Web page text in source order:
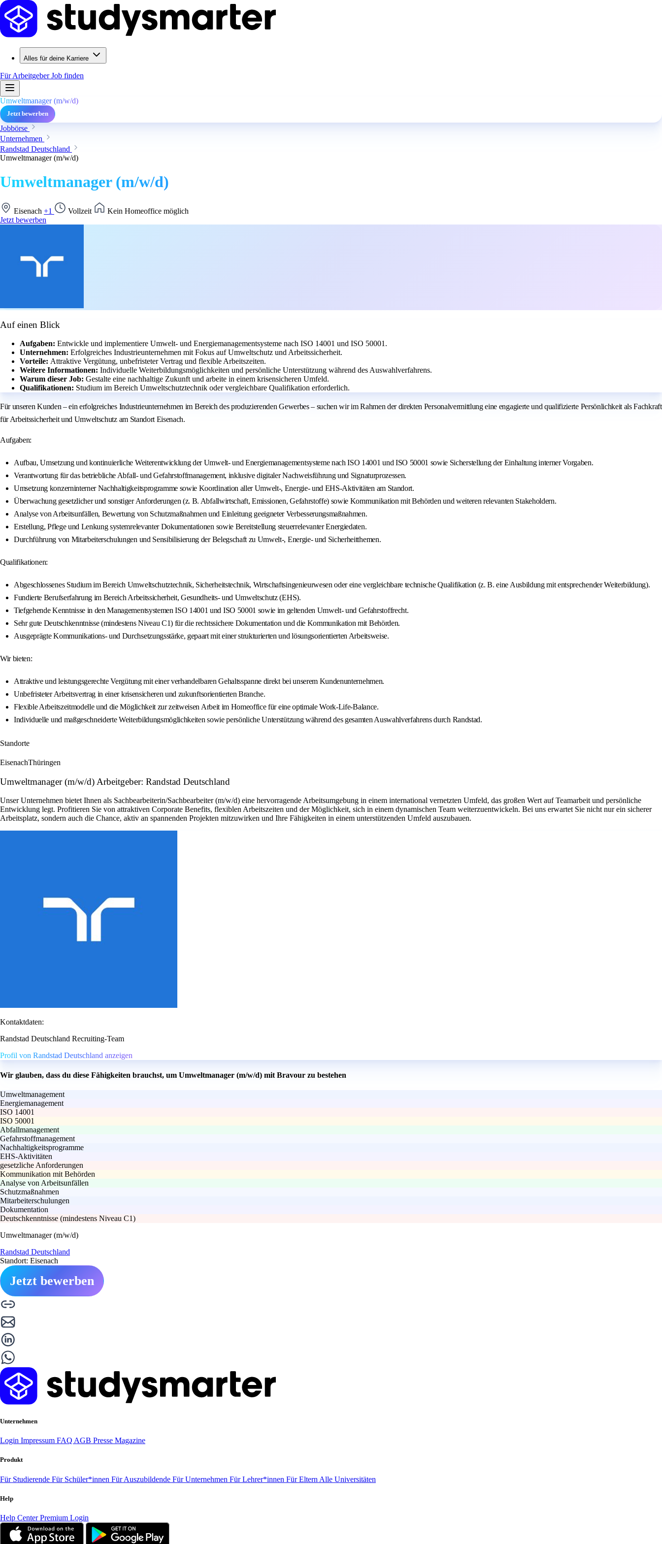
Alles für deine Karriere
Für ArbeitgeberJob finden
Umweltmanager (m/w/d)
Jetzt bewerben
Jobbörse
Unternehmen
Randstad Deutschland
Umweltmanager (m/w/d)
Umweltmanager (m/w/d)
Eisenach +1 Vollzeit
Kein Homeoffice möglich
Jetzt bewerben
Auf einen Blick
Aufgaben: Entwickle und implementiere Umwelt- und Energiemanagementsysteme nach ISO 14001 und ISO 50001.
Unternehmen: Erfolgreiches Industrieunternehmen mit Fokus auf Umweltschutz und Arbeitssicherheit.
Vorteile: Attraktive Vergütung, unbefristeter Vertrag und flexible Arbeitszeiten.
Weitere Informationen: Individuelle Weiterbildungsmöglichkeiten und persönliche Unterstützung während des Auswahlverfahrens.
Warum dieser Job: Gestalte eine nachhaltige Zukunft und arbeite in einem krisensicheren Umfeld.
Qualifikationen: Studium im Bereich Umweltschutztechnik oder vergleichbare Qualifikation erforderlich.
Für unseren Kunden – ein erfolgreiches Industrieunternehmen im Bereich des produzierenden Gewerbes – suchen wir im Rahmen der direkten Personalvermittlung eine engagierte und qualifizierte Persönlichkeit als Fachkraft
für Arbeitssicherheit und Umweltschutz am Standort Eisenach.
Aufgaben:
Aufbau, Umsetzung und kontinuierliche Weiterentwicklung der Umwelt- und Energiemanagementsysteme nach ISO 14001 und ISO 50001 sowie Sicherstellung der Einhaltung interner Vorgaben.
Verantwortung für das betriebliche Abfall- und Gefahrstoffmanagement, inklusive digitaler Nachweisführung und Signaturprozessen.
Umsetzung konzerninterner Nachhaltigkeitsprogramme sowie Koordination aller Umwelt‐, Energie- und EHS-Aktivitäten am Standort.
Überwachung gesetzlicher und sonstiger Anforderungen (z. B. Abfallwirtschaft, Emissionen, Gefahrstoffe) sowie Kommunikation mit Behörden und weiteren relevanten Stakeholdern.
Analyse von Arbeitsunfällen, Bewertung von Schutzmaßnahmen und Einleitung geeigneter Verbesserungsmaßnahmen.
Erstellung, Pflege und Lenkung systemrelevanter Dokumentationen sowie Bereitstellung steuerrelevanter Energiedaten.
Durchführung von Mitarbeiterschulungen und Sensibilisierung der Belegschaft zu Umwelt‐, Energie‐ und Sicherheitthemen.
Qualifikationen:
Abgeschlossenes Studium im Bereich Umweltschutztechnik, Sicherheitstechnik, Wirtschaftsingenieurwesen oder eine vergleichbare technische Qualifikation (z. B. eine Ausbildung mit entsprechender Weiterbildung).
Fundierte Berufserfahrung im Bereich Arbeitssicherheit, Gesundheits- und Umweltschutz (EHS).
Tiefgehende Kenntnisse in den Managementsystemen ISO 14001 und ISO 50001 sowie im geltenden Umwelt- und Gefahrstoffrecht.
Sehr gute Deutschkenntnisse (mindestens Niveau C1) für die rechtssichere Dokumentation und die Kommunikation mit Behörden.
Ausgeprägte Kommunikations- und Durchsetzungsstärke, gepaart mit einer strukturierten und lösungsorientierten Arbeitsweise.
Wir bieten:
Attraktive und leistungsgerechte Vergütung mit einer verhandelbaren Gehaltsspanne direkt bei unserem Kundenunternehmen.
Unbefristeter Arbeitsvertrag in einer krisensicheren und zukunftsorientierten Branche.
Flexible Arbeitszeitmodelle und die Möglichkeit zur zeitweisen Arbeit im Homeoffice für eine optimale Work-Life-Balance.
Individuelle und maßgeschneiderte Weiterbildungsmöglichkeiten sowie persönliche Unterstützung während des gesamten Auswahlverfahrens durch Randstad.
Standorte
EisenachThüringen
Umweltmanager (m/w/d) Arbeitgeber: Randstad Deutschland
Unser Unternehmen bietet Ihnen als Sachbearbeiterin/Sachbearbeiter (m/w/d) eine hervorragende Arbeitsumgebung in einem international vernetzten Umfeld, das großen Wert auf Teamarbeit und persönliche
Entwicklung legt. Profitieren Sie von attraktiven Corporate Benefits, flexiblen Arbeitszeiten und der Möglichkeit, sich in einem dynamischen Team weiterzuentwickeln. Bei uns erwartet Sie nicht nur ein sicherer
Arbeitsplatz, sondern auch die Chance, aktiv an spannenden Projekten mitzuwirken und Ihre Fähigkeiten in einem unterstützenden Umfeld auszubauen.
Kontaktdaten:
Randstad Deutschland Recruiting-Team
Profil von Randstad Deutschland anzeigen
Wir glauben, dass du diese Fähigkeiten brauchst, um Umweltmanager (m/w/d) mit Bravour zu bestehen
Umweltmanagement
Energiemanagement
ISO 14001
ISO 50001
Abfallmanagement
Gefahrstoffmanagement
Nachhaltigkeitsprogramme
EHS-Aktivitäten
gesetzliche Anforderungen
Kommunikation mit Behörden
Analyse von Arbeitsunfällen
Schutzmaßnahmen
Mitarbeiterschulungen
Dokumentation
Deutschkenntnisse (mindestens Niveau C1)
Umweltmanager (m/w/d)
Randstad Deutschland
Standort: Eisenach
Jetzt bewerben
Unternehmen
Login Impressum FAQ AGB Presse Magazine
Produkt
Für Studierende Für Schüler*innen Für Auszubildende Für Unternehmen Für Lehrer*innen Für Eltern Alle Universitäten
Help
Help CenterPremium Login